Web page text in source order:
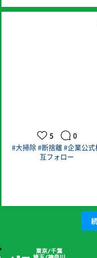
5
0
#大掃除#断捨離#企業公式
互フォロー